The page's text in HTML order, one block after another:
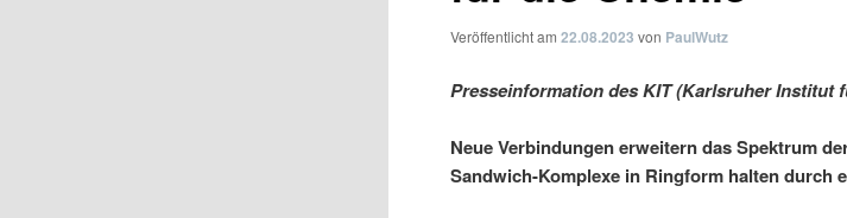
Veröffentlicht am22.08.2023 von PaulWutz
Presseinformation des KIT (Karlsruher Institut
Neue Verbindungen erweitern das Spektrum
Sandwich-Komplexe in Ringform halten durch